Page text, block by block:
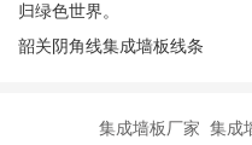
归绿色世界。
韶关阴角线集成墙板线条
集成墙板厂家 集成